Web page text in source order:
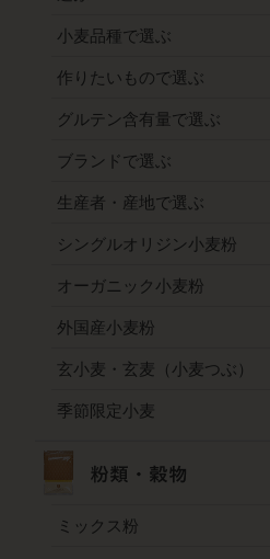
小麦品種で選ぶ
作りたいもので選ぶ
グルテン含有量で選ぶ
ブランドで選ぶ
生産者・産地で選ぶ
シングルオリジン小麦粉
オーガニック小麦粉
外国産小麦粉
玄小麦・玄麦（小麦つぶ）
季節限定小麦
ミックス粉